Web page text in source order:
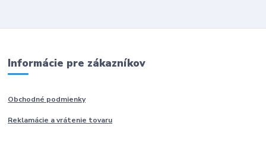
Informácie pre zákazníkov
Obchodné podmienky
Reklamácie a vrátenie tovaru